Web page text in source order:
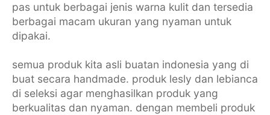
pas untuk berbagai jenis warna kulit dan tersedia
berbagai macam ukuran yang nyaman untuk
dipakai.
semua produk kita asli buatan indonesia yang di
buat secara handmade. produk lesly dan lebianca
di seleksi agar menghasilkan produk yang
berkualitas dan nyaman. dengan membeli produk